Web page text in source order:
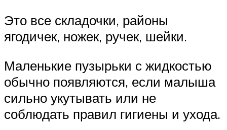
Это все складочки, районы
ягодичек, ножек, ручек, шейки.
Маленькие пузырьки с жидкостью
обычно появляются, если малыша
сильно укутывать или не
соблюдать правил гигиены и ухода.